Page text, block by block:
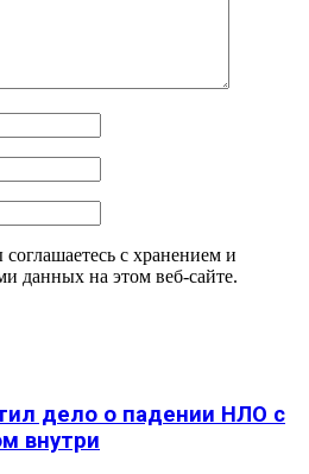
с хранением и
данных на этом веб-сайте.
дело о падении НЛО с
внутри